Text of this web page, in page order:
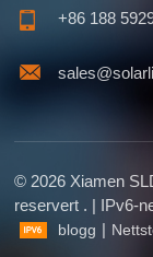
+86 188
© 2026 Xiamen
reservert . | IPv6-
blogg |